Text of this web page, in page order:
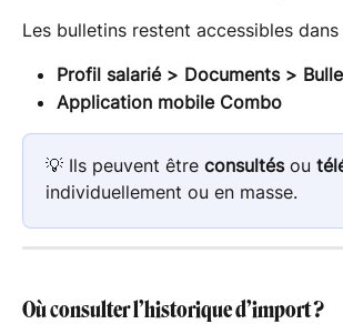
Les bulletins restent accessibles dans
Profil salarié > Documents >
Application mobile Combo
💡 Ils peuvent être consultés ou
individuellement ou en masse.
Où consulter l’historique d’import ?